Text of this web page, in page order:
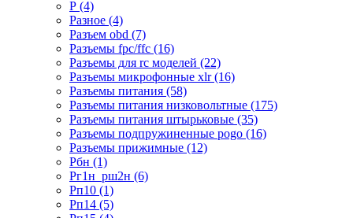
Р (4)
Разное (4)
Разъем obd (7)
Разъемы fpc/ffc (16)
Разъемы для rc моделей (22)
Разъемы микрофонные xlr (16)
Разъемы питания (58)
Разъемы питания низковольтные (175)
Разъемы питания штырьковые (35)
Разъемы подпружиненные pogo (16)
Разъемы прижимные (12)
Рбн (1)
Рг1н_рш2н (6)
Рп10 (1)
Рп14 (5)